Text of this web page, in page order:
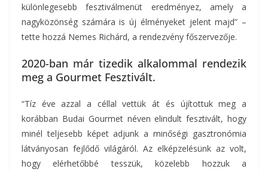
különlegesebb fesztiválmenüt eredményez, amely a
nagyközönség számára is új élményeket jelent majd” –
tette hozzá Nemes Richárd, a rendezvény főszervezője.
2020-ban már tizedik alkalommal rendezik
meg a Gourmet Fesztivált.
“Tíz éve azzal a céllal vettük át és újítottuk meg a
korábban Budai Gourmet néven elindult fesztivált, hogy
minél teljesebb képet adjunk a minőségi gasztronómia
látványosan fejlődő világáról. Az elképzelésünk az volt,
hogy elérhetőbbé tesszük, közelebb hozzuk a